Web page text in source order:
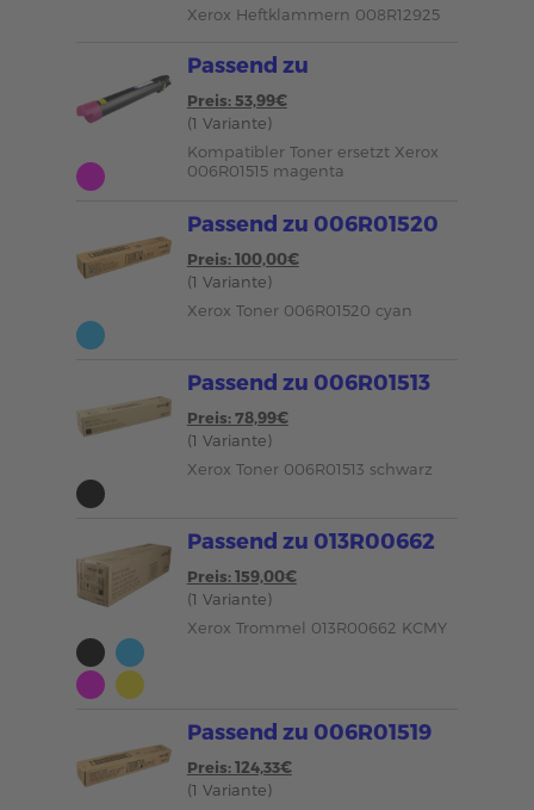
Xerox Heftklammern 008R12925
Passend zu
Preis: 53,99€
(1 Variante)
Kompatibler Toner ersetzt Xerox
006R01515 magenta
Passend zu 006R01520
Preis: 100,00€
(1 Variante)
Xerox Toner 006R01520 cyan
Passend zu 006R01513
Preis: 78,99€
(1 Variante)
Xerox Toner 006R01513 schwarz
Passend zu 013R00662
Preis: 159,00€
(1 Variante)
Xerox Trommel 013R00662 KCMY
Passend zu 006R01519
Preis: 124,33€
(1 Variante)